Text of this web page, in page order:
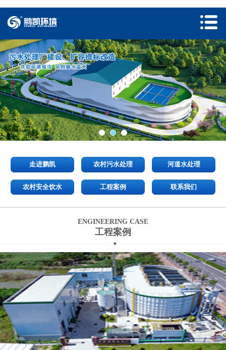
走进鹏凯 农村污水处理 河道水处理
农村安全饮水 工程案例 联系我们
ENGINEERING CASE
工程案例